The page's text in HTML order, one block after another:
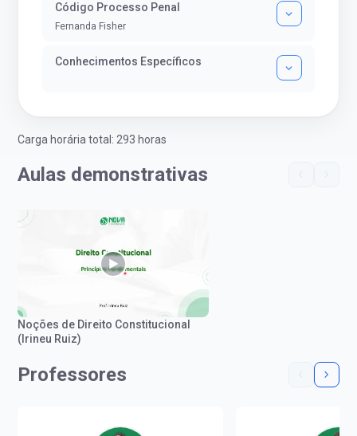
Código Processo Penal
Fernanda Fisher
Conhecimentos Específicos
Carga horária total: 293 horas
Aulas demonstrativas
Noções de Direito Constitucional
(Irineu Ruiz)
Professores